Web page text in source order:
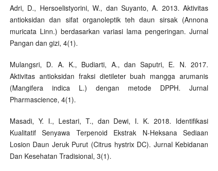
Adri, D., Hersoelistyorini, W., dan Suyanto, A. 2013. Aktivitas
antioksidan dan sifat organoleptik teh daun sirsak (Annona
muricata Linn.) berdasarkan variasi lama pengeringan. Jurnal
Pangan dan gizi, 4(1).
Mulangsri, D. A. K., Budiarti, A., dan Saputri, E. N. 2017.
Aktivitas antioksidan fraksi dietileter buah mangga arumanis
(Mangifera indica L.) dengan metode DPPH. Jurnal
Pharmascience, 4(1).
Masadi, Y. I., Lestari, T., dan Dewi, I. K. 2018. Identifikasi
Kualitatif Senyawa Terpenoid Ekstrak N-Heksana Sediaan
Losion Daun Jeruk Purut (Citrus hystrix DC). Jurnal Kebidanan
Dan Kesehatan Tradisional, 3(1).